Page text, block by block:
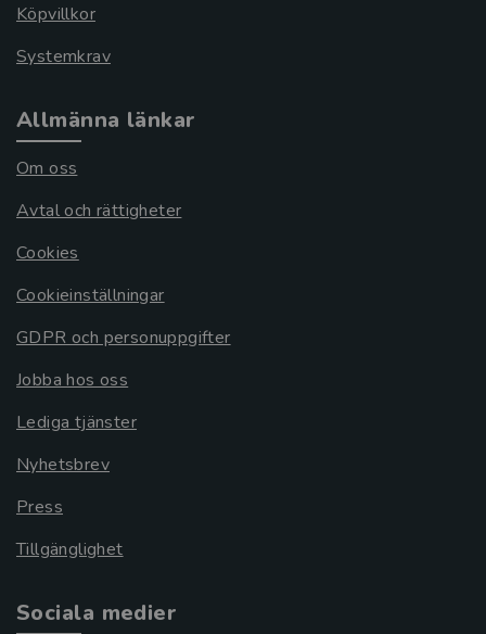
Köpvillkor
Systemkrav
Allmänna länkar
Om oss
Avtal och rättigheter
Cookies
Cookieinställningar
GDPR och personuppgifter
Jobba hos oss
Lediga tjänster
Nyhetsbrev
Press
Tillgänglighet
Sociala medier